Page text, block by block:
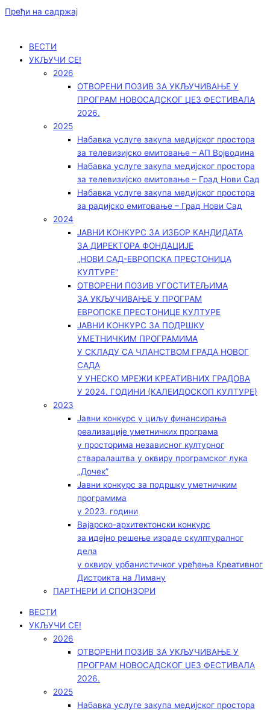
Пређи на садржај
ВЕСТИ
УКЉУЧИ СЕ!
2026
ОТВОРЕНИ ПОЗИВ ЗА УКЉУЧИВАЊЕ У
ПРОГРАМ НОВОСАДСКОГ ЏЕЗ ФЕСТИВАЛА
2026.
2025
Набавка услуге закупа медијског простора
за телевизијско емитовање – АП Војводинa
Набавка услуге закупа медијског простора
за телевизијско емитовање – Град Нови Сад
Набавка услуге закупа медијског простора
за радијско емитовање – Град Нови Сад
2024
ЈАВНИ КОНКУРС ЗА ИЗБОР КАНДИДАТА
ЗА ДИРЕКТОРА ФОНДАЦИЈЕ
„НОВИ САД-ЕВРОПСКА ПРЕСТОНИЦА
КУЛТУРЕ“
ОТВОРЕНИ ПОЗИВ УГОСТИТЕЉИМА
ЗА УКЉУЧИВАЊЕ У ПРОГРАМ
ЕВРОПСКЕ ПРЕСТОНИЦЕ КУЛТУРЕ
ЈАВНИ КОНКУРС ЗА ПОДРШКУ
УМЕТНИЧКИМ ПРОГРАМИМА
У СКЛАДУ СА ЧЛАНСТВОМ ГРАДА НОВОГ
САДА
У УНЕСКО МРЕЖИ КРЕАТИВНИХ ГРАДОВА
У 2024. ГОДИНИ (КАЛЕИДОСКОП КУЛТУРЕ)
2023
Јавни конкурс у циљу финансирања
реализације уметничких програма
у просторима независног културног
стваралаштва у оквиру програмског лука
„Дочек”
Јавни конкурс за подршку уметничким
програмима
у 2023. години
Вајарско-архитектонски конкурс
за идејно решење израде скулптуралног
дела
у оквиру урбанистичког уређења Креативног
Дистрикта на Лиману
ПАРТНЕРИ И СПОНЗОРИ
ВЕСТИ
УКЉУЧИ СЕ!
2026
ОТВОРЕНИ ПОЗИВ ЗА УКЉУЧИВАЊЕ У
ПРОГРАМ НОВОСАДСКОГ ЏЕЗ ФЕСТИВАЛА
2026.
2025
Набавка услуге закупа медијског простора